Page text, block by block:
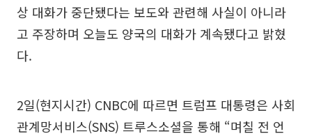
상 대화가 중단됐다는 보도와 관련해 사실이 아니라
고 주장하며 오늘도 양국의 대화가 계속됐다고 밝혔
다.
2일(현지시간) CNBC에 따르면 트럼프 대통령은 사회
관계망서비스(SNS) 트루스소셜을 통해 “며칠 전 언